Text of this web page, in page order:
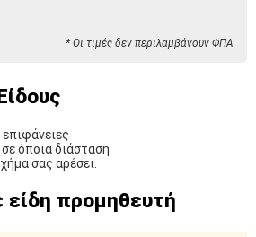
* Οι τιμές δεν περιλαμβάνουν ΦΠΑ
όποια διάσταση
σας αρέσει.
είδη προμηθευτή